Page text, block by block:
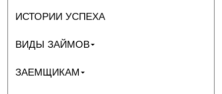
ИСТОРИИ УСПЕХА
ВИДЫ ЗАЙМОВ
ЗАЕМЩИКАМ